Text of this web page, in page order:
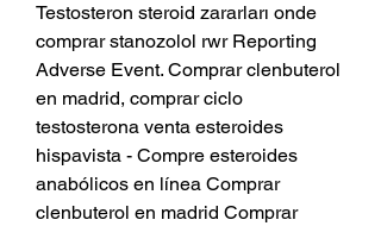
Testosteron steroid zararları onde
comprar stanozolol rwr Reporting
Adverse Event. Comprar clenbuterol
en madrid, comprar ciclo
testosterona venta esteroides
hispavista - Compre esteroides
anabólicos en línea Comprar
clenbuterol en madrid Comprar